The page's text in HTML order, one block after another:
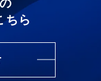
ちら